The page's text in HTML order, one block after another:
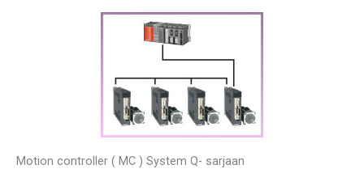
Motion controller ( MC ) System Q- sarjaan